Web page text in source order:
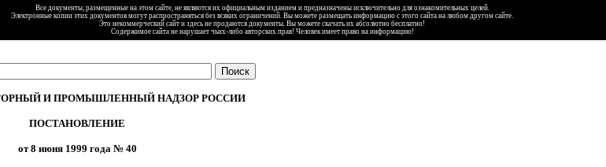
Все документы, размещенные на этом сайте, не являются их официальным изданием и предназначены исключительно для ознакомительных целей.
Электронные копии этих документов могут распространяться без всяких ограничений. Вы можете размещать информацию с этого сайта на любом другом сайте.
Это некоммерческий сайт и здесь не продаются документы. Вы можете скачать их абсолютно бесплатно!
Содержимое сайта не нарушает чьих-либо авторских прав! Человек имеет право на информацию!
И ПРОМЫШЛЕННЫЙ НАДЗОР РОССИИ
ПОСТАНОВЛЕНИЕ
от 8 июня 1999 года № 40